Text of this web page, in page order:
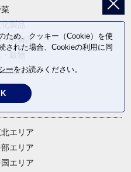
製品
乳製品
品なし
エリア
エリア
エリア
ため、クッキー（Cookie）を使
された場合、Cookieの利用に同
ーをお読みください。